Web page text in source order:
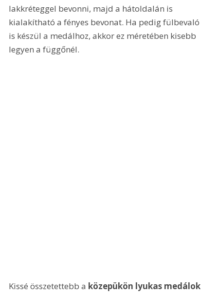
lakkréteggel bevonni, majd a hátoldalán is
kialakítható a fényes bevonat. Ha pedig fülbevaló
is készül a medálhoz, akkor ez méretében kisebb
legyen a függőnél.
Kissé összetettebb a közepükön lyukas medálok